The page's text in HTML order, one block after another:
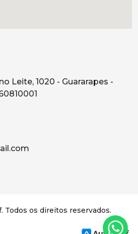
Leite, 1020 - Guararapes -
Todos os direitos reservados.